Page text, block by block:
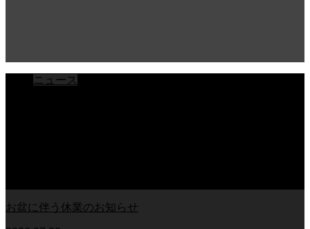
ニュース
お盆に伴う休業のお知らせ